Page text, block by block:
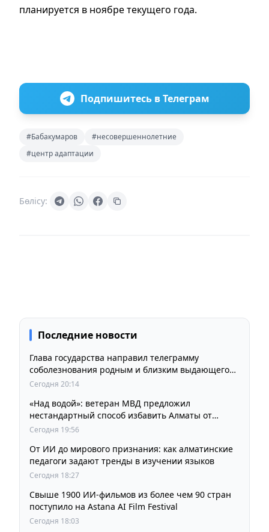
планируется в ноябре текущего года.
Подпишитесь в Телеграм
#Бабакумаров
#несовершеннолетние
#центр адаптации
Бөлісу:
Последние новости
Глава государства направил телеграмму
соболезнования родным и близким выдающегося
кинорежиссера Ардака Амиркулова
Сегодня 20:14
«Над водой»: ветеран МВД предложил
нестандартный способ избавить Алматы от
пробок и смога
Сегодня 19:56
От ИИ до мирового признания: как алматинские
педагоги задают тренды в изучении языков
Сегодня 18:27
Свыше 1900 ИИ-фильмов из более чем 90 стран
поступило на Astana AI Film Festival
Сегодня 18:03